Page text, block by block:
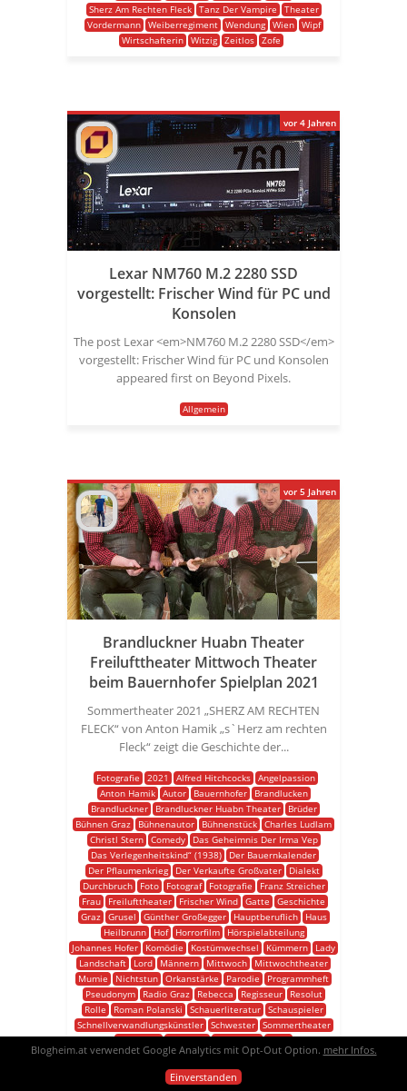
Sherz Am Rechten Fleck
Tanz Der Vampire
Theater
Vordermann
Weiberregiment Wendung Wien
Wipf
Wirtschafterin Witzig Zeitlos Zofe
Lexar NM760 M.2 2280 SSD
vorgestellt: Frischer Wind für PC und
Konsolen
The post Lexar <em>NM760 M.2 2280 SSD</em>
vorgestellt: Frischer Wind für PC und Konsolen
appeared first on Beyond Pixels.
Allgemein
vor 4 Jahren
Brandluckner Huabn Theater
Freilufttheater Mittwoch Theater
beim Bauernhofer Spielplan 2021
Sommertheater 2021 „SHERZ AM RECHTEN
FLECK“ von Anton Hamik „s`Herz am rechten
Fleck“ zeigt die Geschichte der...
Fotografie 2021 Alfred Hitchcocks Angelpassion
Anton Hamik
Autor Bauernhofer
Brandlucken
Brandluckner
Brandluckner Huabn Theater
Brüder
Bühnen Graz
Bühnenautor Bühnenstück Charles Ludlam
Christl Stern
Comedy
Das Geheimnis Der Irma Vep
Das Verlegenheitskind“ (1938)
Der Bauernkalender
Der Pflaumenkrieg
Der Verkaufte Großvater
Dialekt
Durchbruch
Foto Fotograf Fotografie
Franz Streicher
Frau
Freilufttheater Frischer Wind Gatte
Geschichte
Graz
Grusel Günther Großegger Hauptberuflich
Haus
Heilbrunn
Hof Horrorfilm
Hörspielabteilung
Johannes Hofer
Komödie Kostümwechsel Kümmern
Lady
Landschaft
Lord Männern Mittwoch
Mittwochtheater
Mumie
Nichtstun Orkanstärke Parodie
Programmheft
Pseudonym
Radio Graz Rebecca Regisseur
Resolut
Rolle
Roman Polanski Schauerliteratur
Schauspieler
Schnellverwandlungskünstler
Schwester
Sommertheater
Spannend Spielplan Städtische Stück
Sherz Am Rechten Fleck
Tanz Der Vampire
Theater
Weiberregiment Wendung
Wirtschafterin Witzig Zeitlos
vor 5 Jahren
Blogheim.at verwendet Google Analytics mit Opt-Out Option. mehr Infos.
Einverstanden